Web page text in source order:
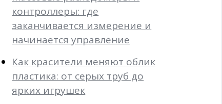
контроллеры: где
заканчивается измерение и
начинается управление
Как красители меняют облик
пластика: от серых труб до
ярких игрушек